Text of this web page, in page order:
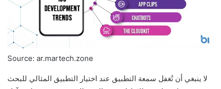
Source: ar.martech.zone
لا ينبغي أن تُغفل سمعة التطبيق عند اختيار التطبيق المثالي للبحث